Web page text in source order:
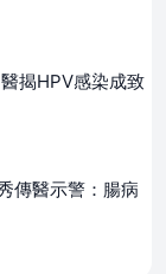
揭HPV感染成致
傳醫示警：腸病